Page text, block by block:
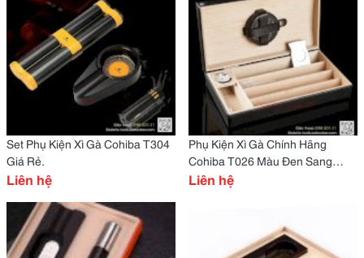
Set Phụ Kiện Xì Gà Cohiba T304
Giá Rẻ.
Liên hệ
Phụ Kiện Xì Gà Chính Hãng
Cohiba T026 Màu Đen Sang
Trọng
Liên hệ